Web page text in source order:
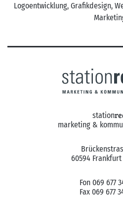
Logoentwicklung, Grafikdesign,
station
marketing &
60594
Fon 069 677
Fax 069 677